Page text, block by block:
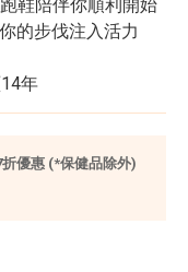
鞋陪伴你順利開始
的步伐注入活力
年
優惠 (*保健品除外)